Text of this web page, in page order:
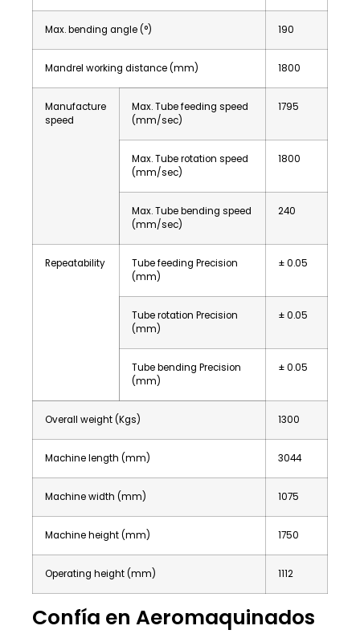
Max. bending angle (°) 190
Mandrel working distance (mm) 1800
Manufacture
speed
Max. Tube feeding speed
(mm/sec)
1795
Max. Tube rotation speed
(mm/sec)
1800
Max. Tube bending speed
(mm/sec)
240
Repeatability
Tube feeding Precision
(mm)
± 0.05
Tube rotation Precision
(mm)
± 0.05
Tube bending Precision
(mm)
± 0.05
Overall weight (Kgs) 1300
Machine length (mm) 3044
Machine width (mm) 1075
Machine height (mm) 1750
Operating height (mm) 1112
Confía en Aeromaquinados